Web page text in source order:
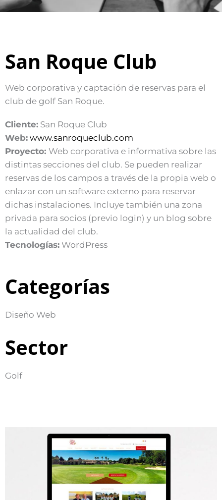
San Roque Club
Web corporativa y captación de reservas para el
club de golf San Roque.
Cliente: San Roque Club
Web: www.sanroqueclub.com
Proyecto: Web corporativa e informativa sobre las
distintas secciones del club. Se pueden realizar
reservas de los campos a través de la propia web o
enlazar con un software externo para reservar
dichas instalaciones. Incluye también una zona
privada para socios (previo login) y un blog sobre
la actualidad del club.
Tecnologías: WordPress
Categorías
Diseño Web
Sector
Golf